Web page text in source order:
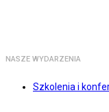
NASZE WYDARZENIA
Szkolenia i